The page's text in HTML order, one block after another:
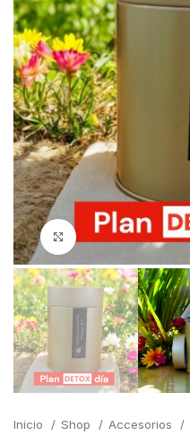
Click para ampliar
Inicio Shop Accesorios